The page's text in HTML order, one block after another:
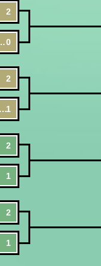
2
0
2
OpTic Gaming1
2
1
2
1